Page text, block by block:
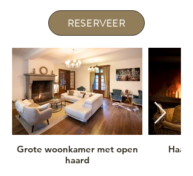
RESERVEER
Grote woonkamer met open
haard
Haard